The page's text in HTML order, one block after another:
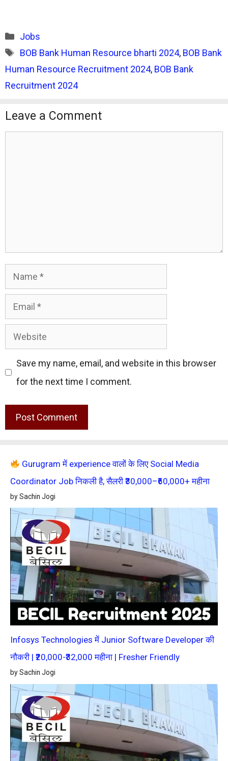
Categories
Jobs
Tags
BOB Bank Human Resource bharti 2024, BOB Bank
Human Resource Recruitment 2024, BOB Bank
Recruitment 2024
Leave a Comment
Name
Email
Website
Save my name, email, and website in this browser
for the next time I comment.
Gurugram में experience वालों के लिए Social Media
Coordinator Job निकली है, सैलरी ₹30,000–₹60,000+ महीना
by Sachin Jogi
Infosys Technologies में Junior Software Developer की
नौकरी | ₹20,000-₹32,000 महीना | Fresher Friendly
by Sachin Jogi